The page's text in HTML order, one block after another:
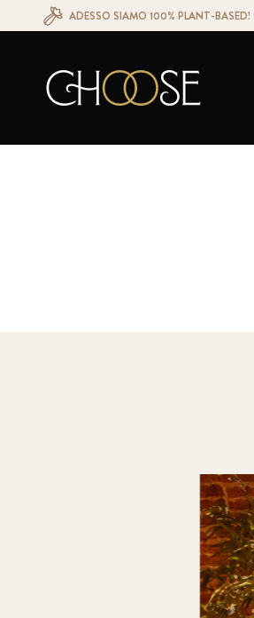
ADESSO SIAMO 100% PLANT-BASED!
Choose Ristorante Naturale